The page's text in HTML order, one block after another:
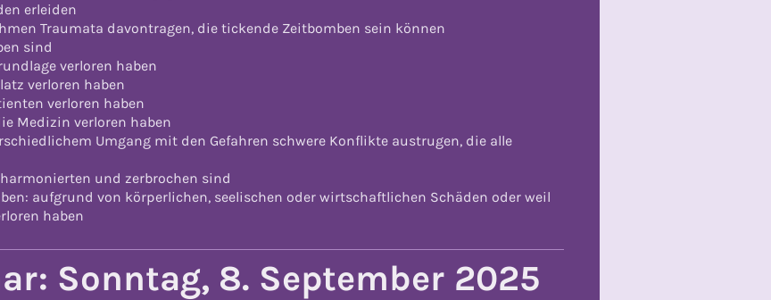
erleiden
Traumata davontragen, die tickende Zeitbomben sein können
sind
verloren haben
verloren haben
verloren haben
Medizin verloren haben
Umgang mit den Gefahren schwere Konflikte austrugen, die alle
und zerbrochen sind
aufgrund von körperlichen, seelischen oder wirtschaftlichen Schäden oder weil
haben
Sonntag, 8. September 2025